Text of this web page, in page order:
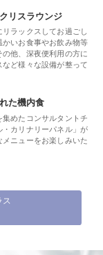
リスラウンジ
ラックスしてお過ごし
いお食事やお飲み物等
他、深夜便利用の方に
ど様々な設備が整って
た機内食
めたコンサルタントチ
カリナリーパネル」が
ニューをお楽しみいた
ス